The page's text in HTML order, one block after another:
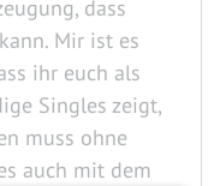
dass
Mir ist es
ihr euch als
Singles zeigt,
muss ohne
auch mit dem